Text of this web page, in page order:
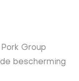
Group
bescherming